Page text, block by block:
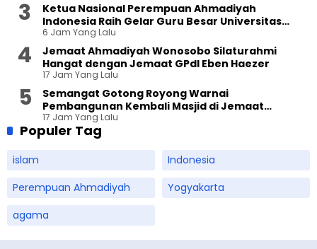
Ketua Nasional Perempuan Ahmadiyah
Indonesia Raih Gelar Guru Besar Universitas
Terbuka
6 Jam Yang Lalu
Jemaat Ahmadiyah Wonosobo Silaturahmi
Hangat dengan Jemaat GPdI Eben Haezer
17 Jam Yang Lalu
Semangat Gotong Royong Warnai
Pembangunan Kembali Masjid di Jemaat
Ahmadiyah Sukapura
17 Jam Yang Lalu
Populer Tag
islam
Indonesia
Perempuan Ahmadiyah
Yogyakarta
agama